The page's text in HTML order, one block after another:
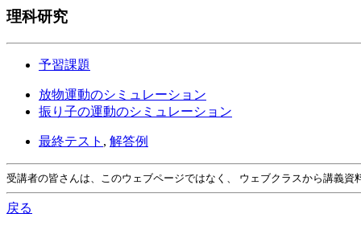
理科研究
予習課題
放物運動のシミュレーション
振り子の運動のシミュレーション
最終テスト , 解答例
受講者の皆さんは、このウェブページではなく、 ウェブクラスから講義資
戻る